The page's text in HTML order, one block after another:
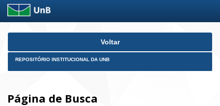
Skip
Voltar
REPOSITÓRIO INSTITUCIONAL DA UNB
Página de Busca